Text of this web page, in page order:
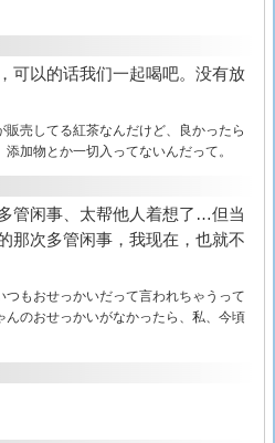
可以的话我们一起喝吧。没有放
販売してる紅茶なんだけど、良かったら
加物とか一切入ってないんだって。
管闲事、太帮他人着想了…但当
那次多管闲事，我现在，也就不
つもおせっかいだって言われちゃうって
のおせっかいがなかったら、私、今頃